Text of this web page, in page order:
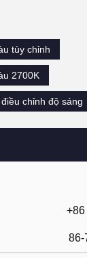
86-
tùy chỉnh
2700K
chỉnh độ sáng